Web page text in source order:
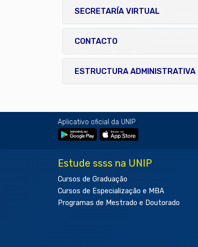
SECRETARÍA VIRTUAL
CONTACTO
ESTRUCTURA ADMINISTRATIVA
Aplicativo oficial da UNIP
Estude ssss na UNIP
Cursos de Graduação
Cursos de Especialização e MBA
Programas de Mestrado e Doutorado